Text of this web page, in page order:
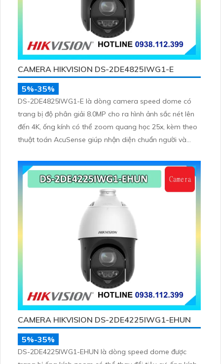
CAMERA HIKVISION DS-2DE4825IWG1-E
5%-35%
DS-2DE4825IWG1-E là dòng camera speed dome có
trang bị độ phân giải 8.0MP cho ra hình ảnh sắc nét lên
đến 4K, ống kính có thể zoom quang học 25x, kèm theo
thuật toán AcuSense giúp nhận diện chuẩn người và
100m
CAMERA HIKVISION DS-2DE4225IWG1-EHUN
5%-35%
DS-2DE4225IWG1-EHUN là dòng speed dome được